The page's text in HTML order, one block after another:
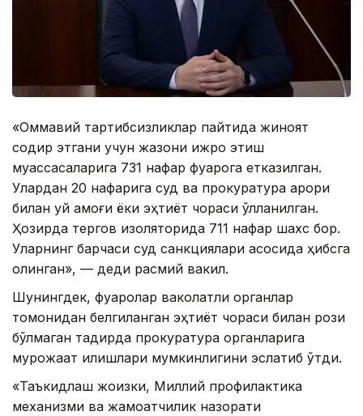
«Оммавий тартибсизликлар пайтида жиноят
содир этгани учун жазони ижро этиш
муассасаларига 731 нафар фуқарога етказилган.
Улардан 20 нафарига суд ва прокуратура қарори
билан уй қамоғи ёки эҳтиёт чораси қўлланилган.
Ҳозирда тергов изоляторида 711 нафар шахс бор.
Уларнинг барчаси суд санкциялари асосида ҳибсга
олинган», — деди расмий вакил.
Шунингдек, фуқаролар ваколатли органлар
томонидан белгиланган эҳтиёт чораси билан рози
бўлмаган тақдирда прокуратура органларига
мурожаат қилишлари мумкинлигини эслатиб ўтди.
«Таъкидлаш жоизки, Миллий профилактика
механизми ва жамоатчилик назорати